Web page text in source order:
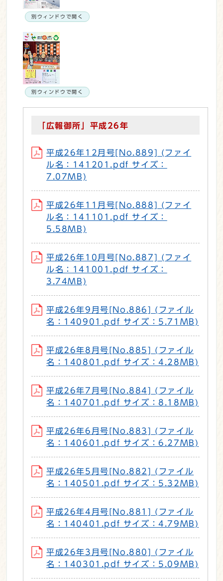
別ウィンドウで開く
別ウィンドウで開く
「広報御所」平成26年
平成26年12月号[No.889] (ファイ
ル名：141201.pdf サイズ：
7.07MB)
平成26年11月号[No.888] (ファイ
ル名：141101.pdf サイズ：
5.58MB)
平成26年10月号[No.887] (ファイ
ル名：141001.pdf サイズ：
3.74MB)
平成26年9月号[No.886] (ファイル
名：140901.pdf サイズ：5.71MB)
平成26年8月号[No.885] (ファイル
名：140801.pdf サイズ：4.28MB)
平成26年7月号[No.884] (ファイル
名：140701.pdf サイズ：8.18MB)
平成26年6月号[No.883] (ファイル
名：140601.pdf サイズ：6.27MB)
平成26年5月号[No.882] (ファイル
名：140501.pdf サイズ：5.32MB)
平成26年4月号[No.881] (ファイル
名：140401.pdf サイズ：4.79MB)
平成26年3月号[No.880] (ファイル
名：140301.pdf サイズ：5.09MB)